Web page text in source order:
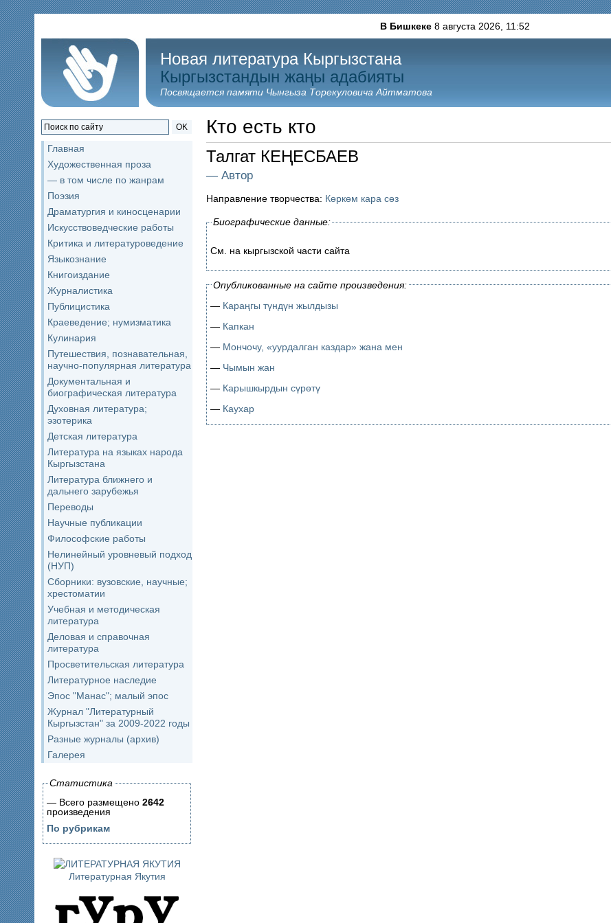
В Бишкеке 8 августа 2026, 11:52
Новая литература Кыргызстана
Кыргызстандын жаңы адабияты
Посвящается памяти Чынгыза Торекуловича Айтматова
OK
Главная
Художественная проза
— в том числе по жанрам
Поэзия
Драматургия и киносценарии
Искусствоведческие работы
Критика и литературоведение
Языкознание
Книгоиздание
Журналистика
Публицистика
Краеведение; нумизматика
Кулинария
Путешествия, познавательная,
научно-популярная литература
Документальная и
биографическая литература
Духовная литература;
эзотерика
Детская литература
Литература на языках народа
Кыргызстана
Литература ближнего и
дальнего зарубежья
Переводы
Научные публикации
Философские работы
Нелинейный уровневый подход
(НУП)
Сборники: вузовские, научные;
хрестоматии
Учебная и методическая
литература
Деловая и справочная
литература
Просветительская литература
Литературное наследие
Эпос "Манас"; малый эпос
Журнал "Литературный
Кыргызстан" за 2009-2022 годы
Разные журналы (архив)
Галерея
Статистика
— Всего размещено 2642
произведения
По рубрикам
Литературная Якутия
Кто есть кто
Талгат КЕҢЕСБАЕВ
— Автор
Направление творчества: Көркөм кара сөз
Биографические данные:
См. на кыргызской части сайта
Опубликованные на сайте произведения:
— Караңгы түндүн жылдызы
— Капкан
— Мончочу, «уурдалган каздар» жана мен
— Чымын жан
— Карышкырдын сүрөтү
— Каухар